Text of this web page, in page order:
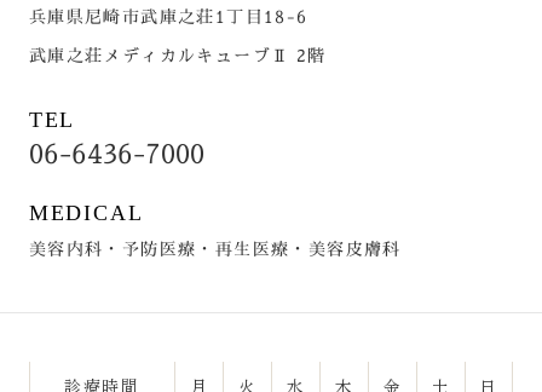
兵庫県尼崎市武庫之荘1丁目18-6
武庫之荘メディカルキューブⅡ 2階
TEL
06-6436-7000
MEDICAL
美容内科・予防医療・再生医療・美容皮膚科
診療時間 月 火 水 木 金 土 日